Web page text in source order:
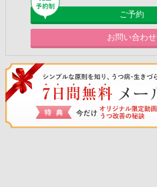
ご予約
お問い合わせ